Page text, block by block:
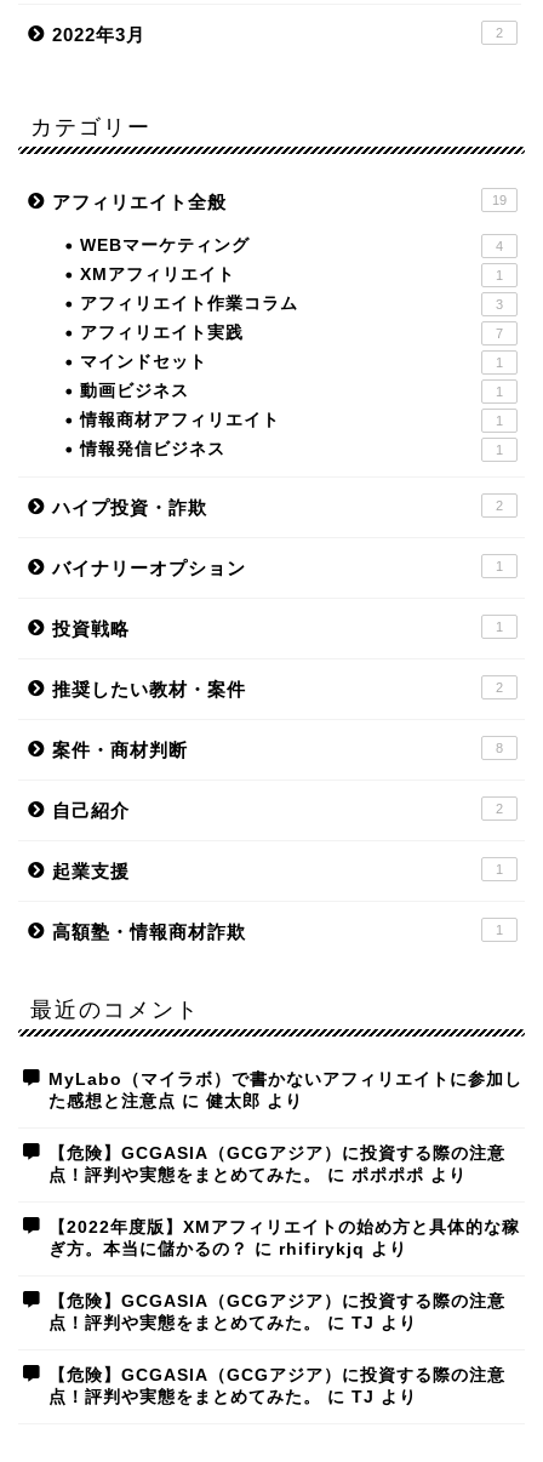
2022年3月 2
カテゴリー
アフィリエイト全般 19
WEBマーケティング 4
XMアフィリエイト 1
アフィリエイト作業コラム 3
アフィリエイト実践 7
マインドセット 1
動画ビジネス 1
情報商材アフィリエイト 1
情報発信ビジネス 1
ハイプ投資・詐欺 2
バイナリーオプション 1
投資戦略 1
推奨したい教材・案件 2
案件・商材判断 8
自己紹介 2
起業支援 1
高額塾・情報商材詐欺 1
最近のコメント
MyLabo（マイラボ）で書かないアフィリエイトに参加し
た感想と注意点 に 健太郎 より
【危険】GCGASIA（GCGアジア）に投資する際の注意
点！評判や実態をまとめてみた。
に ポポポポ より
【2022年度版】XMアフィリエイトの始め方と具体的な稼
ぎ方。本当に儲かるの？
に rhifirykjq より
【危険】GCGASIA（GCGアジア）に投資する際の注意
点！評判や実態をまとめてみた。
に TJ より
【危険】GCGASIA（GCGアジア）に投資する際の注意
点！評判や実態をまとめてみた。
に TJ より